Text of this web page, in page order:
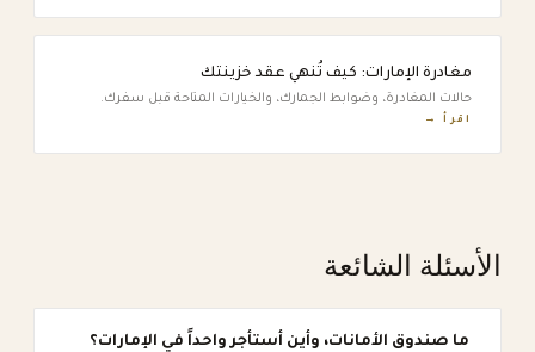
مغادرة الإمارات: كيف تُنهي عقد خزينتك
حالات المغادرة، وضوابط الجمارك، والخيارات المتاحة قبل سفرك.
اقرأ →
الأسئلة الشائعة
ما صندوق الأمانات، وأين أستأجر واحداً في الإمارات؟